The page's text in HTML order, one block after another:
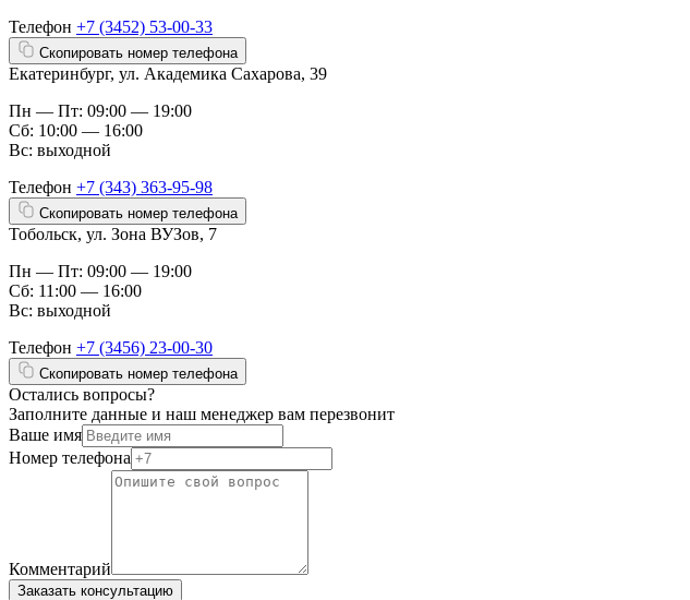
Телефон +7 (3452) 53-00-33
Скопировать номер телефона
Екатеринбург, ул. Академика Сахарова, 39
Пн — Пт: 09:00 — 19:00
Сб: 10:00 — 16:00
Вс: выходной
Телефон +7 (343) 363-95-98
Скопировать номер телефона
Тобольск, ул. Зона ВУЗов, 7
Пн — Пт: 09:00 — 19:00
Сб: 11:00 — 16:00
Вс: выходной
Телефон +7 (3456) 23-00-30
Скопировать номер телефона
Остались вопросы?
Заполните данные и наш менеджер вам перезвонит
Ваше имя
Номер телефона
Комментарий
Заказать консультацию